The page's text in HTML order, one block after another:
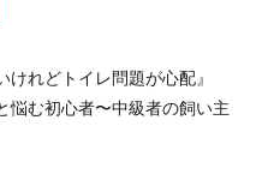
れどトイレ問題が心配』
悩む初心者〜中級者の飼い主